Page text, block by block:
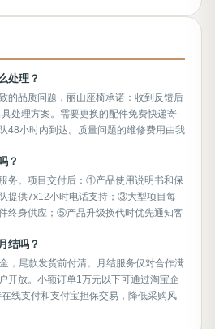
处理？
的品质问题，丽山座椅承诺：收到反馈后
处理方案。需要更换的配件免费快递寄
48小时内到达。质量问题的维修费用由我
？
务。项目交付后：①产品使用说明书和保
提供7x12小时电话支持；③大型项目每
终身供应；⑤产品升级换代时优先通知客
结吗？
，尾款发货前付清。月结服务仅对合作满
开放。小额订单1万元以下可通过淘宝企
线支付和支付宝担保交易，降低采购风